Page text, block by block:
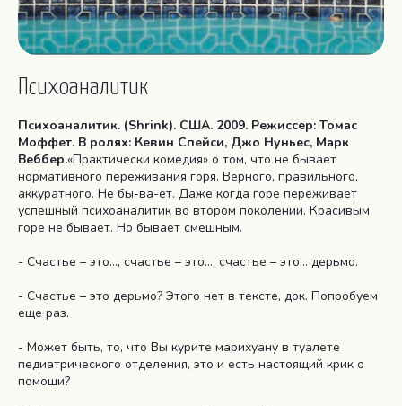
Психоаналитик
Психоаналитик. (Shrink). США. 2009. Режиссер: Томас
Моффет. В ролях: Кевин Спейси, Джо Нуньес, Марк
Веббер.«Практически комедия» о том, что не бывает
нормативного переживания горя. Верного, правильного,
аккуратного. Не бы-ва-ет. Даже когда горе переживает
успешный психоаналитик во втором поколении. Красивым
горе не бывает. Но бывает смешным.
- Счастье – это…, счастье – это…, счастье – это… дерьмо.
- Счастье – это дерьмо? Этого нет в тексте, док. Попробуем
еще раз.
- Может быть, то, что Вы курите марихуану в туалете
педиатрического отделения, это и есть настоящий крик о
помощи?